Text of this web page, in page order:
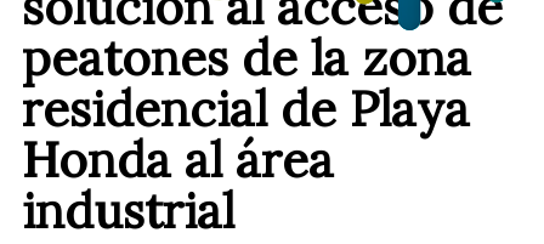
peatones de la zona
residencial de Playa
Honda al área
industrial